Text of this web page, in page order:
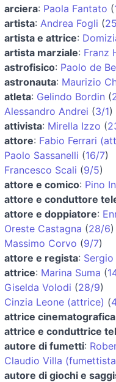
arciera: Paola Fantato (
artista: Andrea Fogli (
artista e attrice:
artista marziale: Franz
astrofisico: Paolo de
astronauta: Maurizio
atleta: Gelindo Bordin (
Alessandro Andrei (3/1)
attivista: Mirella Izzo (
attore: Fabio Ferrari
Paolo Sassanelli (16/7)
Francesco Scali (9/5)
attore e comico: Pino
attore e conduttore
attore e doppiatore:
Oreste Castagna (28/6)
Massimo Corvo (9/7)
attore e regista: Sergio
attrice: Marina Suma (
Giselda Volodi (28/9)
Cinzia Leone (attrice) (
attrice cinematografica
attrice e conduttrice
autore di fumetti:
Claudio Villa
autore di giochi e